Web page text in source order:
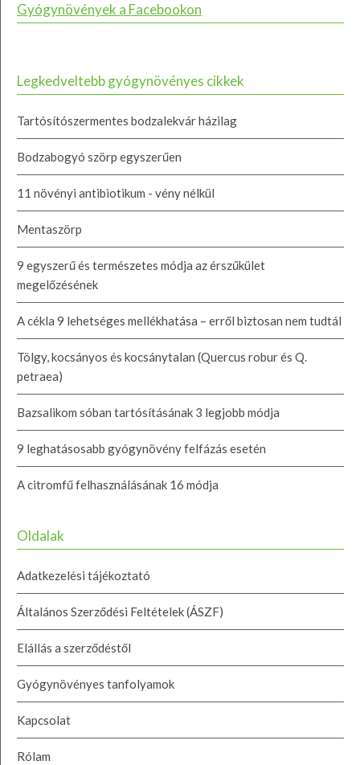
Gyógynövények a Facebookon
Legkedveltebb gyógynövényes cikkek
Tartósítószermentes bodzalekvár házilag
Bodzabogyó szörp egyszerűen
11 növényi antibiotikum - vény nélkül
Mentaszörp
9 egyszerű és természetes módja az érszűkület
megelőzésének
A cékla 9 lehetséges mellékhatása – erről biztosan nem tudtál
Tölgy, kocsányos és kocsánytalan (Quercus robur és Q.
petraea)
Bazsalikom sóban tartósításának 3 legjobb módja
9 leghatásosabb gyógynövény felfázás esetén
A citromfű felhasználásának 16 módja
Oldalak
Adatkezelési tájékoztató
Általános Szerződési Feltételek (ÁSZF)
Elállás a szerződéstől
Gyógynövényes tanfolyamok
Kapcsolat
Rólam